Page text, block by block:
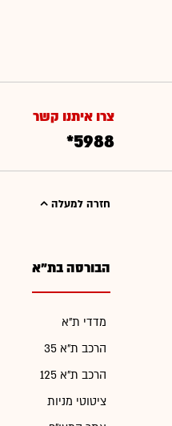
צרו איתנו קשר
*5988
חזרה למעלה
הבורסה בת"א
מדדי ת"א
הרכב ת"א 35
הרכב ת"א 125
ציטוטי מניות